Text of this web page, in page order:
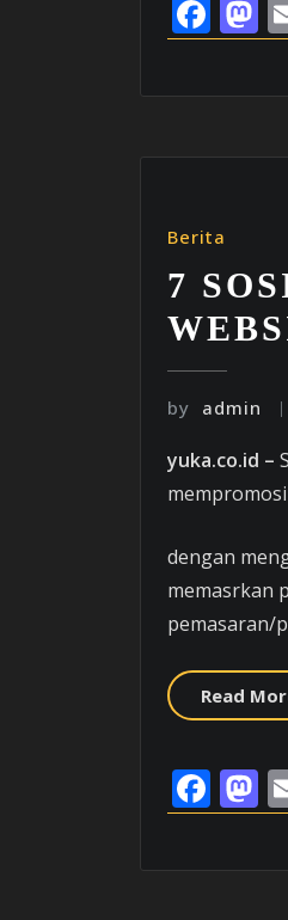
Berita
7
by admin
yuka.co.id –
dengan
memasrkan
pemasaran/
Read